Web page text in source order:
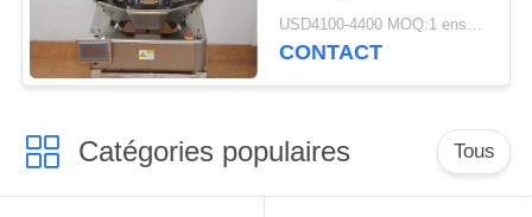
USD4100-4400 MOQ:1 ensemble
CONTACT
Catégories populaires Tous